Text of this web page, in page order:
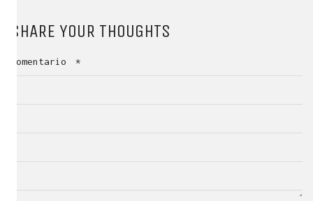
SHARE YOUR THOUGHTS
Comentario *